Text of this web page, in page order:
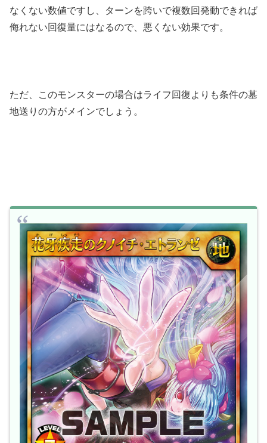
なくない数値ですし、ターンを跨いで複数回発動できれば
侮れない回復量にはなるので、悪くない効果です。
ただ、このモンスターの場合はライフ回復よりも条件の墓
地送りの方がメインでしょう。